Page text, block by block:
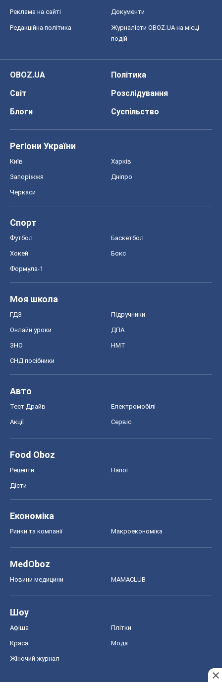
Реклама на сайті Документи
Редакційна політика
Журналісти OBOZ.UA на місці
подій
OBOZ.UA
Політика
Світ
Розслідування
Блоги
Суспільство
Регіони України
Київ Харків
Запоріжжя Дніпро
Черкаси
Спорт
Футбол Баскетбол
Хокей Бокс
Формула-1
Моя школа
ГДЗ Підручники
Онлайн уроки ДПА
ЗНО НМТ
СНД посібники
Авто
Тест Драйв Електромобілі
Акції Сервіс
Food Oboz
Рецепти Напої
Дієти
Економіка
Ринки та компанії Макроекономіка
MedOboz
Новини медицини MAMACLUB
Шоу
Афіша Плітки
Краса Мода
Жіночий журнал